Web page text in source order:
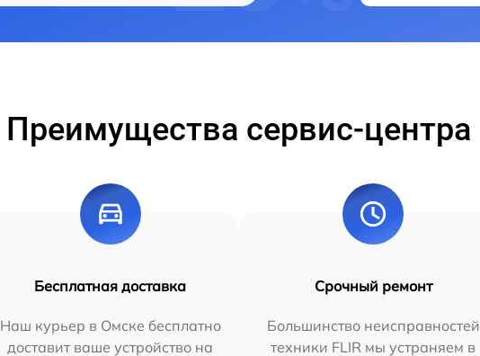
Преимущества сервис-центра
Бесплатная доставка
Наш курьер в Омске бесплатно
доставит ваше устройство на
Срочный ремонт
Большинство неисправностей
техники FLIR мы устраняем в